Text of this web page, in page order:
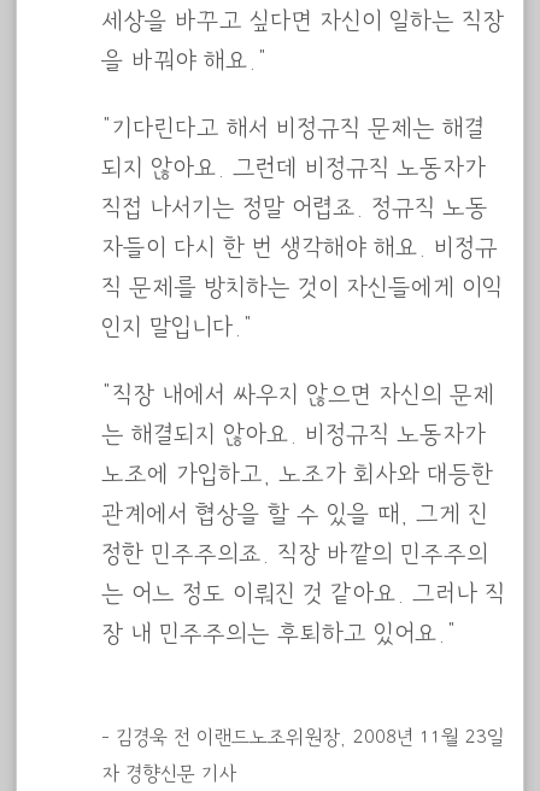
세상을 바꾸고 싶다면 자신이 일하는 직장
을 바꿔야 해요.”
“기다린다고 해서 비정규직 문제는 해결
되지 않아요. 그런데 비정규직 노동자가
직접 나서기는 정말 어렵죠. 정규직 노동
자들이 다시 한 번 생각해야 해요. 비정규
직 문제를 방치하는 것이 자신들에게 이익
인지 말입니다.”
“직장 내에서 싸우지 않으면 자신의 문제
는 해결되지 않아요. 비정규직 노동자가
노조에 가입하고, 노조가 회사와 대등한
관계에서 협상을 할 수 있을 때, 그게 진
정한 민주주의죠. 직장 바깥의 민주주의
는 어느 정도 이뤄진 것 같아요. 그러나 직
장 내 민주주의는 후퇴하고 있어요.”
– 김경욱 전 이랜드노조위원장, 2008년 11월 23일
자 경향신문 기사